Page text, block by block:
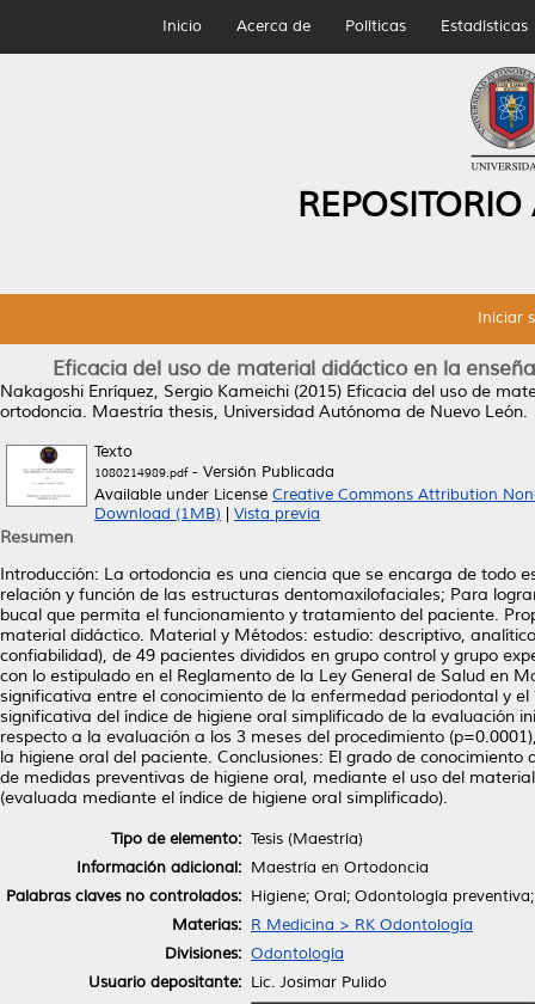
Inicio Acerca de Políticas Estadísticas
Iniciar
Eficacia del uso de material didáctico en la
Nakagoshi Enríquez, Sergio Kameichi (2015) Eficacia del uso de
ortodoncia. Maestría thesis, Universidad Autónoma de Nuevo León.
Texto
1080214989.pdf- Versión Publicada
Available under License Creative Commons Attribution
Download (1MB)
Vista previa
Resumen
Introducción: La ortodoncia es una ciencia que se encarga de todo
relación y función de las estructuras dentomaxilofaciales; Para
bucal que permita el funcionamiento y tratamiento del paciente.
material didáctico. Material y Métodos: estudio: descriptivo,
confiabilidad), de 49 pacientes divididos en grupo control y grupo
con lo estipulado en el Reglamento de la Ley General de Salud en
significativa entre el conocimiento de la enfermedad periodontal y
significativa del índice de higiene oral simplificado de la evaluación
respecto a la evaluación a los 3 meses del procedimiento
la higiene oral del paciente. Conclusiones: El grado de
de medidas preventivas de higiene oral, mediante el uso del
(evaluada mediante el índice de higiene oral simplificado).
Tipo de elemento: Tesis (Maestría)
Información adicional: Maestría en Ortodoncia
Palabras claves no controlados: Higiene; Oral; Odontología
Materias: R Medicina > RK Odontología
Divisiones: Odontología
Usuario depositante: Lic. Josimar Pulido